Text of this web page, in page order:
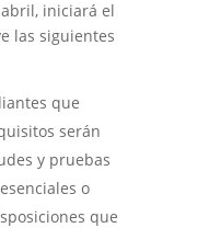
iniciará el
las siguientes
que
serán
y pruebas
o
que